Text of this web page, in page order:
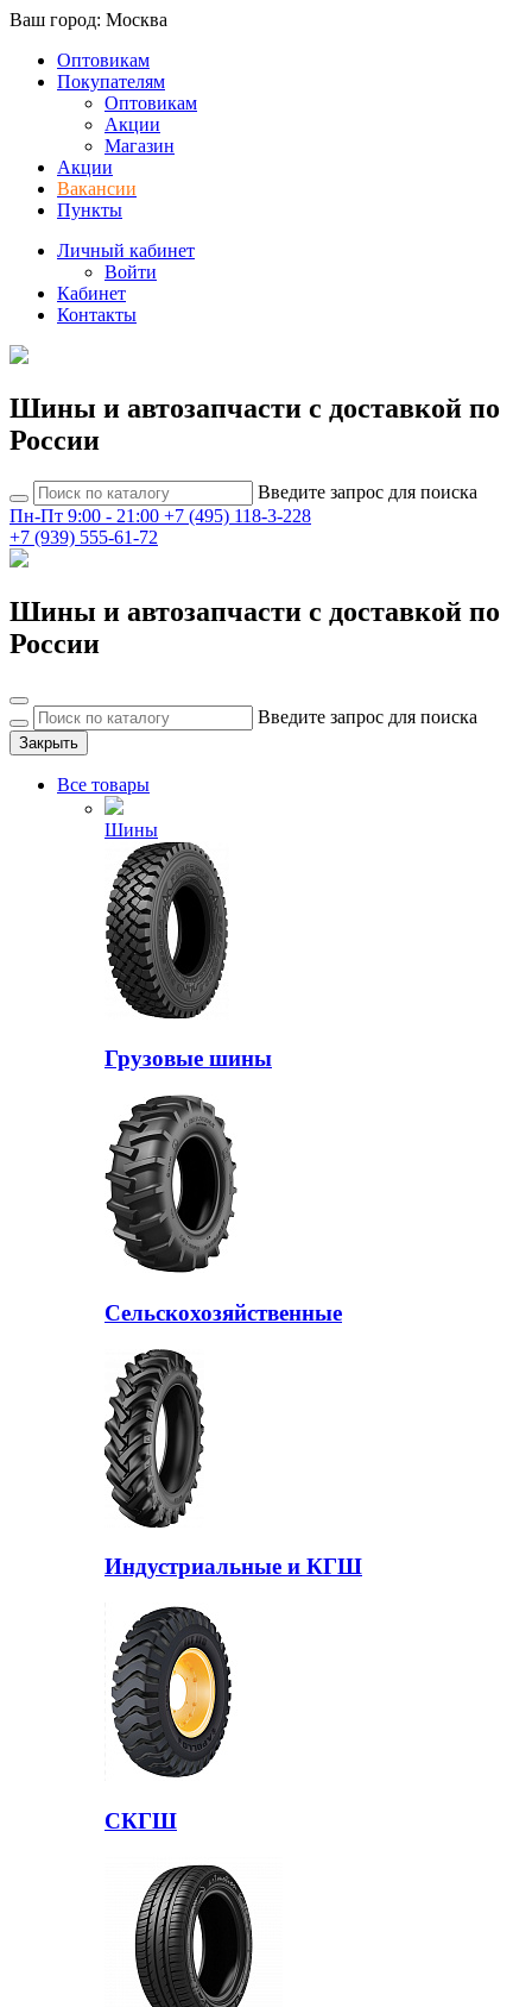
Ваш город: Москва
Оптовикам
Покупателям
Оптовикам
Акции
Магазин
Акции
Вакансии
Пункты
Личный кабинет
Войти
Кабинет
Контакты
Шины и автозапчасти с доставкой по
России
Введите запрос для поиска
Пн-Пт 9:00 - 21:00 +7 (495) 118-3-228
+7 (939) 555-61-72
Шины и автозапчасти с доставкой по
России
Введите запрос для поиска
Закрыть
Все товары
Шины
Грузовые шины
Сельскохозяйственные
Индустриальные и КГШ
СКГШ